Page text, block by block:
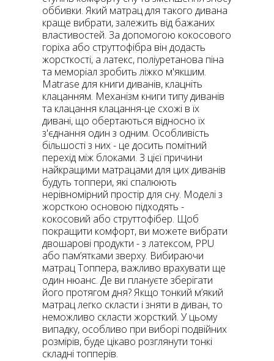
оббивки. Який матрац для такого дивана
краще вибрати, залежить від бажаних
властивостей. За допомогою кокосового
горіха або струттофібра він додасть
жорсткості, а латекс, поліуретанова піна
та меморіал зробить ліжко м'якшим.
Matrase для книги диванів, клацніть
клацанням. Механізм книги типу диванів
та клацання клацання-це схожі в їх
дивані, що обертаються відносно їх
з'єднання один з одним. Особливість
більшості з них - це досить помітний
перехід між блоками. З цієї причини
найкращими матрацами для цих диванів
будуть топпери, які спалюють
нерівномірний простір для сну. Моделі з
жорсткою основою підходять -
кокосовий або струттофібер. Щоб
покращити комфорт, ви можете вибрати
двошарові продукти - з латексом, PPU
або пам’ятками зверху. Вибираючи
матрац Топпера, важливо врахувати ще
один нюанс. Де ви плануєте зберігати
його протягом дня? Якщо тонкий м’який
матрац легко скласти і зняти в диван, то
неможливо скласти жорсткий. У цьому
випадку, особливо при виборі подвійних
розмірів, буде цікаво розглянути тонкі
складні топперів.